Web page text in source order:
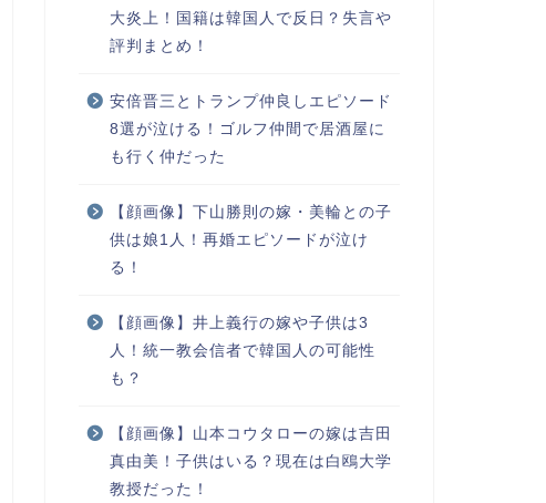
大炎上！国籍は韓国人で反日？失言や
評判まとめ！
安倍晋三とトランプ仲良しエピソード
8選が泣ける！ゴルフ仲間で居酒屋に
も行く仲だった
【顔画像】下山勝則の嫁・美輪との子
供は娘1人！再婚エピソードが泣け
る！
【顔画像】井上義行の嫁や子供は3
人！統一教会信者で韓国人の可能性
も？
【顔画像】山本コウタローの嫁は吉田
真由美！子供はいる？現在は白鴎大学
教授だった！